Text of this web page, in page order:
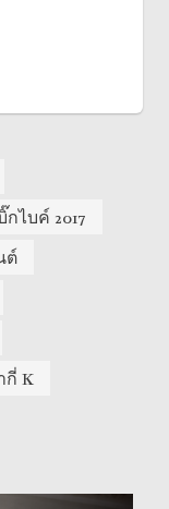
ไบค์ 2017
ต์
กี่ K